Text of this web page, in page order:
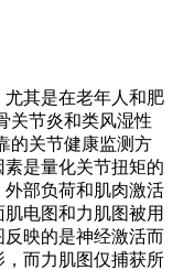
其是在老年人和肥
关节炎和类风湿性
的关节健康监测方
是量化关节扭矩的
部负荷和肌肉激活
电图和力肌图被用
映的是神经激活而
而力肌图仅捕获所